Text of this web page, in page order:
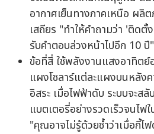
อากาศเย็นทางภาคเหนือ ผลิ
เสถียร "ทำให้คำถามว่า 'ติดตั้
รับคำตอบล่วงหน้าไปอีก 10 ปี"
ข้อที่สี่ ใช้พลังงานแสงอาทิตย์
แผงโซลาร์แต่ละแผงบนหลัง
อิสระ เมื่อไฟฟ้าดับ ระบบจะส
แบตเตอรี่อย่างรวดเร็วจนไฟ
"คุณอาจไม่รู้ด้วยซ้ำว่าเมื่อกี้ไ